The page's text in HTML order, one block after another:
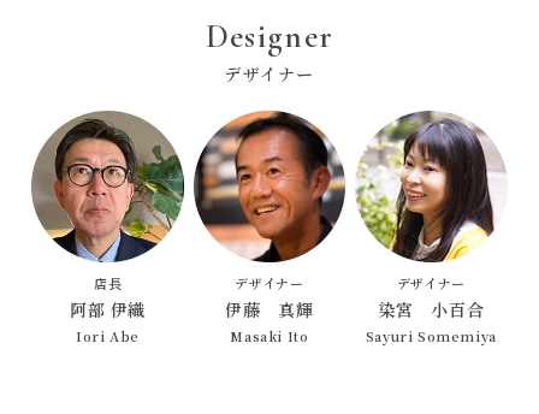
Designer
デザイナー
店長
阿部 伊織
Iori Abe
デザイナー
伊藤 真輝
Masaki Ito
デザイナー
染宮 小百合
Sayuri Somemiya